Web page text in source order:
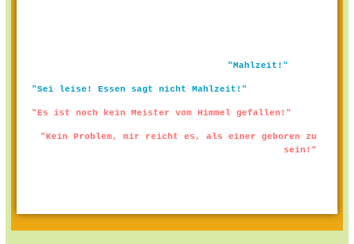
"Mahlzeit!"
"Sei leise! Essen sagt nicht Mahlzeit!"
"Es ist noch kein Meister vom Himmel gefallen!"
"Kein Problem, mir reicht es, als einer geboren zu
sein!"